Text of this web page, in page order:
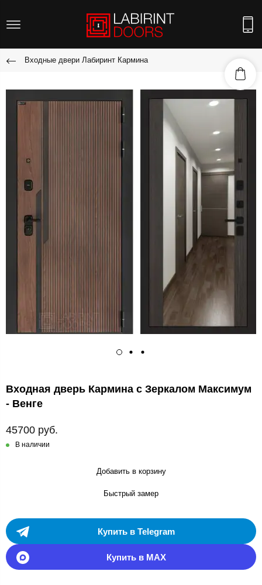
Входные двери Лабиринт Кармина
Входная дверь Кармина с Зеркалом Максимум
- Венге
45700 руб.
В наличии
Добавить в корзину
Быстрый замер
Купить в Telegram
Купить в MAX